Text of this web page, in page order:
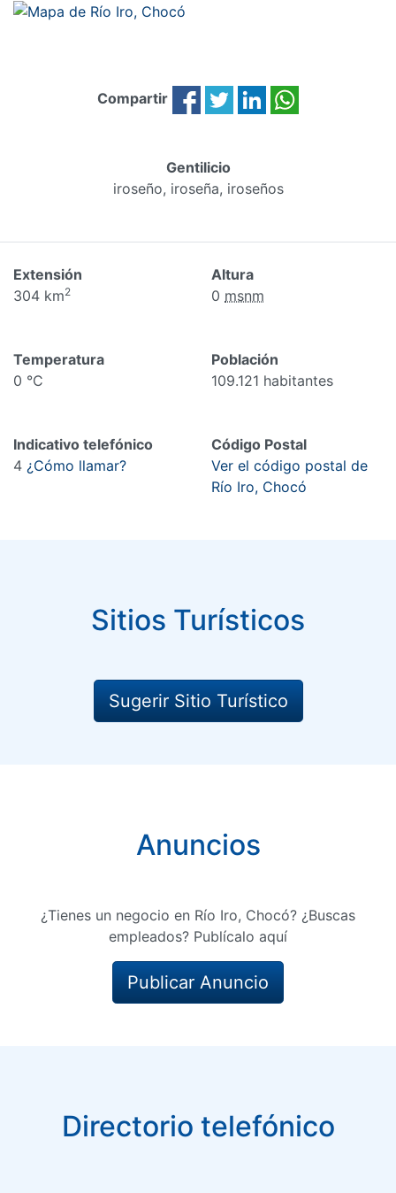
Compartir
Gentilicio
iroseño, iroseña, iroseños
Extensión
304 km2
Altura
0 msnm
Temperatura
0 °C
Población
109.121 habitantes
Indicativo telefónico
4 ¿Cómo llamar?
Código Postal
Ver el código postal de
Río Iro, Chocó
Sitios Turísticos
Sugerir Sitio Turístico
Anuncios
¿Tienes un negocio en Río Iro, Chocó? ¿Buscas
empleados? Publícalo aquí
Publicar Anuncio
Directorio telefónico